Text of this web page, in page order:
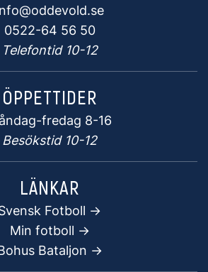
0522-64 56 50
Telefontid 10-12
ÖPPETTIDER
fredag 8-16
Besökstid 10-12
LÄNKAR
Fotboll ->
Min fotboll ->
Bataljon ->